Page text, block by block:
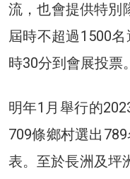
流，也會提供特別
屆時不超過1500
時30分到會展投票。
明年1月舉行的
709條鄉村選出
表。至於長洲及坪